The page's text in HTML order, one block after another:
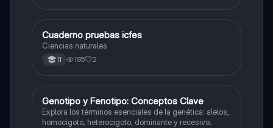
Biologia
Cuaderno pruebas icfes
Ciencias naturales
11 185 2
GBiologia
Genotipo y Fenotipo: Conceptos Clave
Explora los términos esenciales de la genética: alelos,
homocigoto, heterocigoto, dominante y recesivo.